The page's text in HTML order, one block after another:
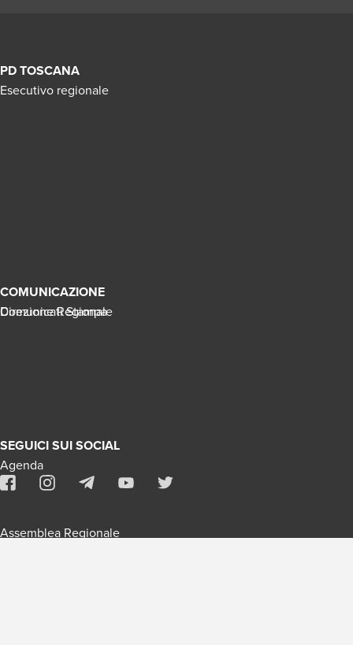
PD TOSCANA
Esecutivo regionale
Direzione Regionale
Assemblea Regionale
COMUNICAZIONE
Comunicati Stampa
Agenda
SEGUICI SUI SOCIAL